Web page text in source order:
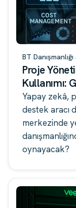
BT
Proje
Kullanımı:
Yapay zekâ,
destek aracı
merkezinde
oynayacak?